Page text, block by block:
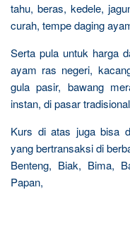
tahu, beras, kedele,
curah, tempe daging
Serta pula untuk harga
ayam ras negeri,
gula pasir, bawang
instan, di pasar
Kurs di atas juga bisa
yang bertransaksi di
Benteng, Biak, Bima,
Papan,